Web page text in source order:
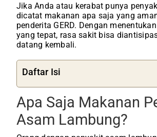
Jika Anda atau kerabat punya
dicatat makanan apa saja yang
penderita GERD. Dengan
yang tepat, rasa sakit bisa
datang kembali.
Daftar Isi
Apa Saja Makanan
Asam Lambung?